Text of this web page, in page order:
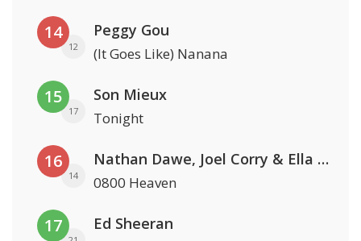
14
12
Peggy Gou
(It Goes Like) Nanana
15
17
Son Mieux
Tonight
16
14
Nathan Dawe, Joel Corry & Ella Henderson
0800 Heaven
17 Ed Sheeran